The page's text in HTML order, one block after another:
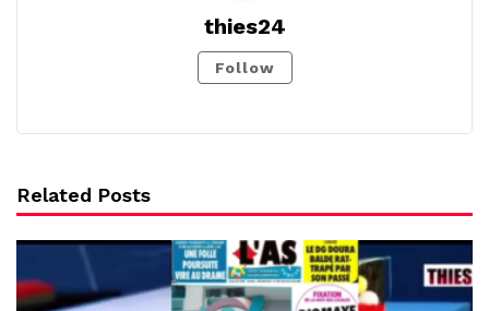
thies24
Follow
Related Posts